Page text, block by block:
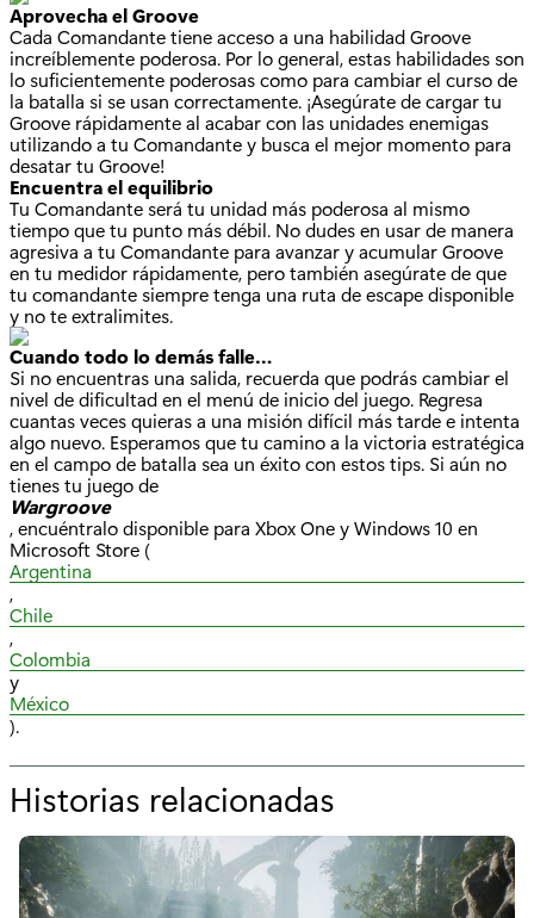
Aprovecha el Groove
Cada Comandante tiene acceso a una habilidad Groove
increíblemente poderosa. Por lo general, estas habilidades son
lo suficientemente poderosas como para cambiar el curso de
la batalla si se usan correctamente. ¡Asegúrate de cargar tu
Groove rápidamente al acabar con las unidades enemigas
utilizando a tu Comandante y busca el mejor momento para
desatar tu Groove!
Encuentra el equilibrio
Tu Comandante será tu unidad más poderosa al mismo
tiempo que tu punto más débil. No dudes en usar de manera
agresiva a tu Comandante para avanzar y acumular Groove
en tu medidor rápidamente, pero también asegúrate de que
tu comandante siempre tenga una ruta de escape disponible
y no te extralimites.
Cuando todo lo demás falle…
Si no encuentras una salida, recuerda que podrás cambiar el
nivel de dificultad en el menú de inicio del juego. Regresa
cuantas veces quieras a una misión difícil más tarde e intenta
algo nuevo. Esperamos que tu camino a la victoria estratégica
en el campo de batalla sea un éxito con estos tips. Si aún no
tienes tu juego de
Wargroove
, encuéntralo disponible para Xbox One y Windows 10 en
Microsoft Store (
Argentina
,
Chile
,
Colombia
y
México
).
Historias relacionadas
o
r